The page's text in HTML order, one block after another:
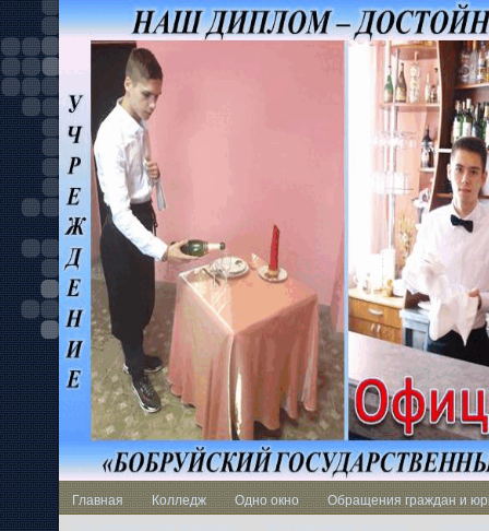
Главная Колледж Одно окно
Обращения граждан и